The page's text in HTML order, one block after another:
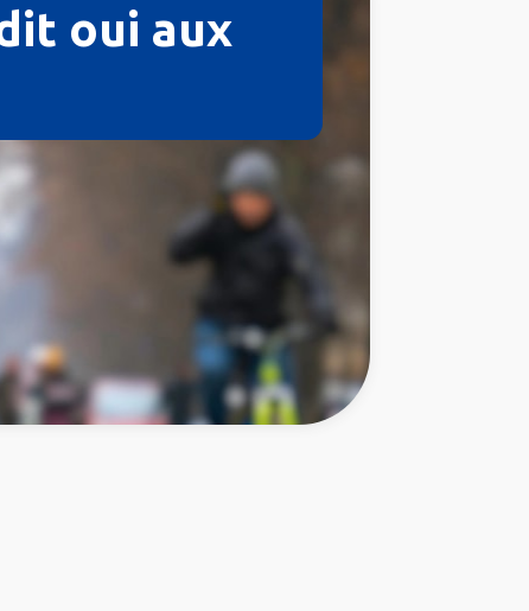
oui aux